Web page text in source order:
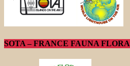
SOTA – FRANCE FAUNA FLORA